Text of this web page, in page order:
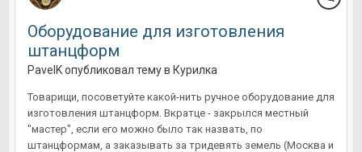
Оборудование для изготовления
штанцформ
PavelKопубликовал тему в Курилка
Товарищи, посоветуйте какой-нить ручное оборудование для
изготовления штанцформ. Вкратце - закрылся местный
"мастер", если его можно было так назвать, по
штанцформам, а заказывать за тридевять земель (Москва и